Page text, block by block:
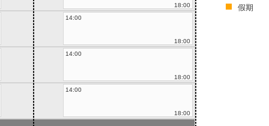
18:00
14:00
18:00
14:00
18:00
14:00
18:00
假期